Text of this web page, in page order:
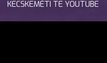
KECSKEMÉTI TE YOUTUBE